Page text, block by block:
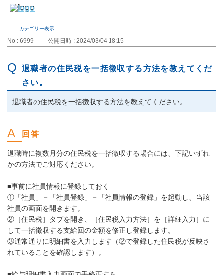
カテゴリー表示
No : 6999 公開日時 : 2024/03/04 18:15
退職者の住民税を一括徴収する方法を教えてくだ
さい。
退職者の住民税を一括徴収する方法を教えてください。
退職時に複数月分の住民税を一括徴収する場合には、下記いずれ
かの方法でご対応ください。
■事前に社員情報に登録しておく
①「社員」－「社員登録」－「社員情報の登録」を起動し、当該
社員の画面を開きます。
②［住民税］タブを開き、［住民税入力方法］を［詳細入力］に
して一括徴収する支給回の金額を修正し登録します。
③通常通りに明細書を入力します（②で登録した住民税が反映さ
れていることを確認します）。